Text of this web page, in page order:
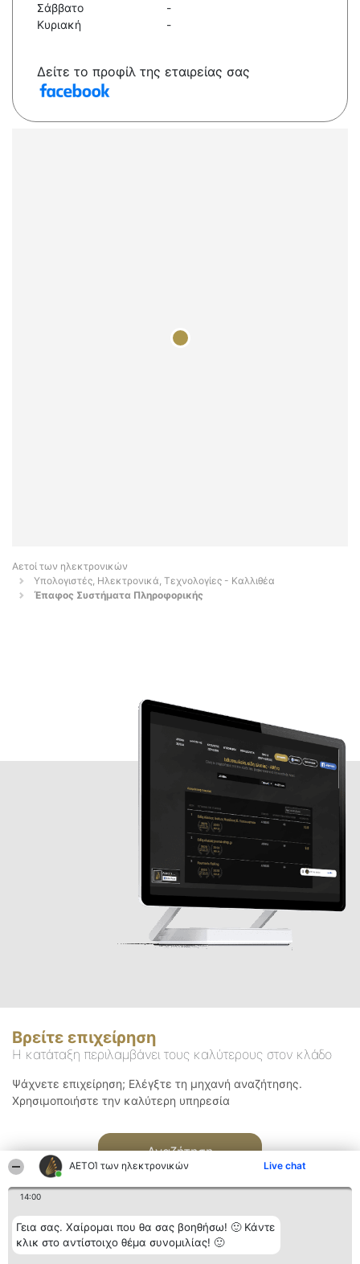
ΑΕΤΟΊ των ηλεκτρονικών Live chat
14:00
Γεια σας. Χαίρομαι που θα σας βοηθήσω! 🙂 Κάντε
κλικ στο αντίστοιχο θέμα συνομιλίας! 🙂
Σάββατο
-
Κυριακή
-
Δείτε το προφίλ της εταιρείας σας
Αετοί των ηλεκτρονικών
Υπολογιστές, Ηλεκτρονικά, Τεχνολογίες - Καλλιθέα
Έπαφος Συστήματα Πληροφορικής
Βρείτε επιχείρηση
Η κατάταξη περιλαμβάνει τους καλύτερους στον κλάδο
Ψάχνετε επιχείρηση; Ελέγξτε τη μηχανή αναζήτησης.
Χρησιμοποιήστε την καλύτερη υπηρεσία
Αναζήτηση